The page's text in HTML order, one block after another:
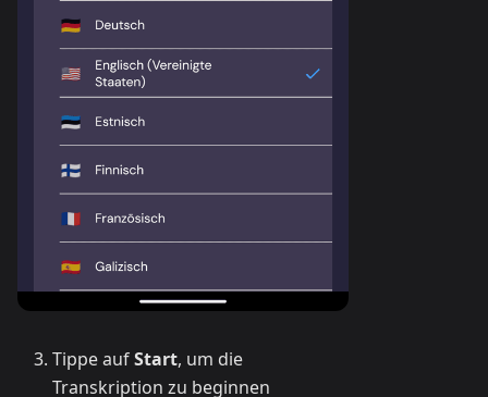
Tippe aufStart, um die
Transkription zu beginnen